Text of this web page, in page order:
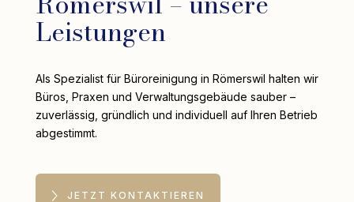
Leistungen
Als Spezialist für Büroreinigung in Römerswil halten wir
Büros, Praxen und Verwaltungsgebäude sauber –
zuverlässig, gründlich und individuell auf Ihren Betrieb
abgestimmt.
JETZT KONTAKTIEREN